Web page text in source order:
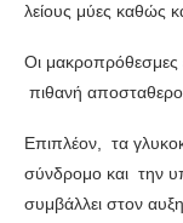
λείους μύες καθώς
Οι μακροπρόθεσμες
πιθανή
Επιπλέον, τα
σύνδρομο και την
συμβάλλει στον